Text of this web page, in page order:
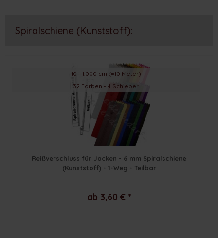
Spiralschiene (Kunststoff):
10 - 1.000 cm (=10 Meter)
32 Farben - 4 Schieber
Reißverschluss für Jacken - 6 mm Spiralschiene
(Kunststoff) - 1-Weg - Teilbar
ab 3,60 € *